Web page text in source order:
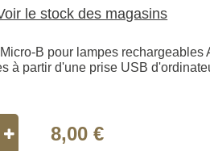
le stock des magasins
B pour lampes rechargeables
à partir d'une prise USB
8,00 €